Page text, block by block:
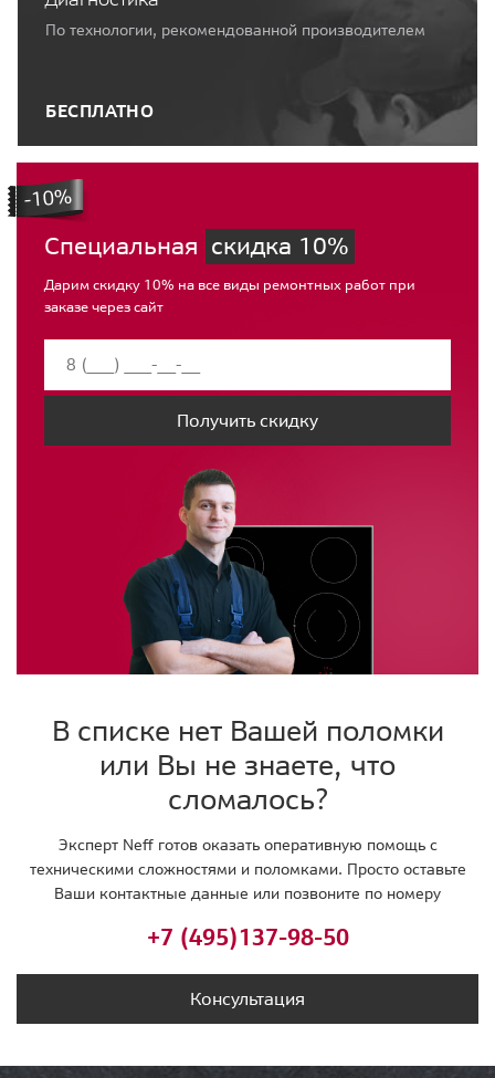
По технологии, рекомендованной производителем
БЕСПЛАТНО
Специальная скидка 10%
Дарим скидку 10% на все виды ремонтных работ при
заказе через сайт
Получить скидку
В списке нет Вашей поломки
или Вы не знаете, что
сломалось?
Эксперт Neff готов оказать оперативную помощь с
техническими сложностями и поломками. Просто оставьте
Ваши контактные данные или позвоните по номеру
+7 (495)137-98-50
Консультация